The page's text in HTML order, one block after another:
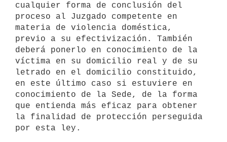
cualquier forma de conclusión del
proceso al Juzgado competente en
materia de violencia doméstica,
previo a su efectivización. También
deberá ponerlo en conocimiento de la
víctima en su domicilio real y de su
letrado en el domicilio constituido,
en este último caso si estuviere en
conocimiento de la Sede, de la forma
que entienda más eficaz para obtener
la finalidad de protección perseguida
por esta ley.